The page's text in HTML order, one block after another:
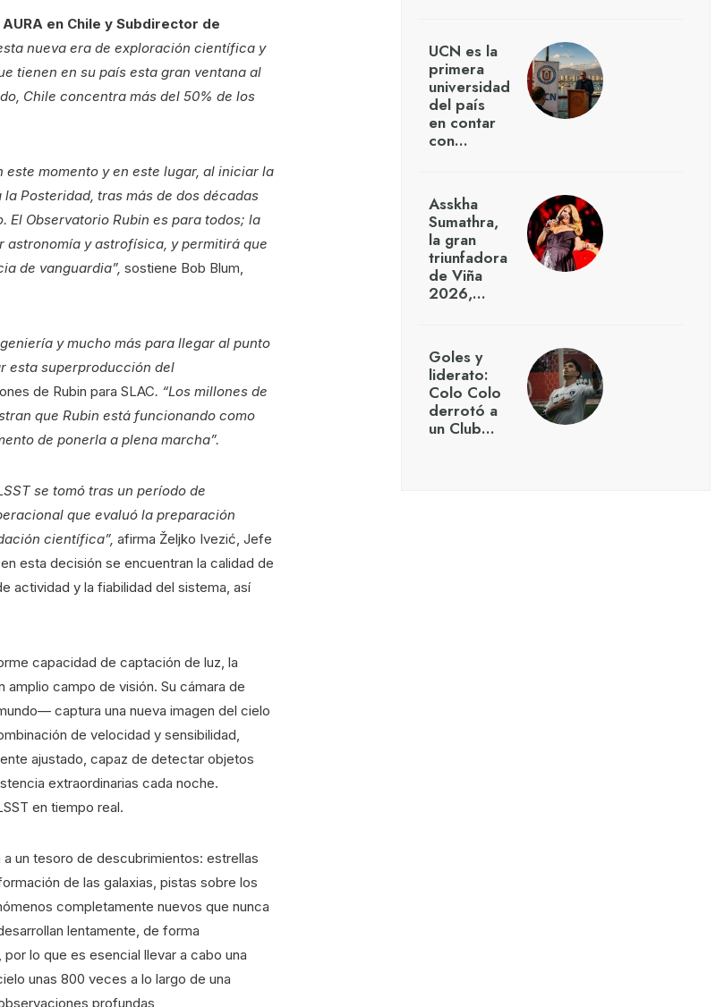
en Chile y Subdirector de
nueva era de exploración científica y
tienen en su país esta gran ventana al
Chile concentra más del 50% de los
este momento y en este lugar, al iniciar la
Posteridad, tras más de dos décadas
Observatorio Rubin es para todos; la
y astrofísica, y permitirá que
de vanguardia”, sostiene Bob Blum,
y mucho más para llegar al punto
esta superproducción del
de Rubin para SLAC. “Los millones de
que Rubin está funcionando como
de ponerla a plena marcha”.
se tomó tras un período de
que evaluó la preparación
científica”, afirma Željko Ivezić, Jefe
esta decisión se encuentran la calidad de
actividad y la fiabilidad del sistema, así
capacidad de captación de luz, la
campo de visión. Su cámara de
captura una nueva imagen del cielo
de velocidad y sensibilidad,
ajustado, capaz de detectar objetos
extraordinarias cada noche.
en tiempo real.
un tesoro de descubrimientos: estrellas
de las galaxias, pistas sobre los
completamente nuevos que nunca
lentamente, de forma
lo que es esencial llevar a cabo una
unas 800 veces a lo largo de una
profundas
UCN es la
primera
universidad
del país
en contar
con…
Asskha
Sumathra,
la gran
triunfadora
de Viña
2026,…
Goles y
liderato:
Colo Colo
derrotó a
un Club…